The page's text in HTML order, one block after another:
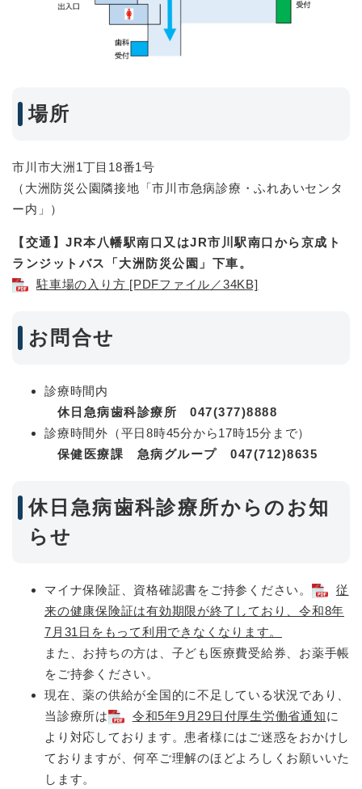
場所
市川市大洲1丁目18番1号
（大洲防災公園隣接地「市川市急病診療・ふれあいセンタ
ー内」）
【交通】JR本八幡駅南口又はJR市川駅南口から京成ト
ランジットバス「大洲防災公園」下車。
駐車場の入り方 [PDFファイル／34KB]
お問合せ
診療時間内
休日急病歯科診療所
047(377)8888
診療時間外（平日8時45分から17時15分まで）
保健医療課 急病グループ 047(712)8635
休日急病歯科診療所からのお知
らせ
マイナ保険証、資格確認書をご持参ください。
従
来の健康保険証は有効期限が終了しており、令和8年
7月31日をもって利用できなくなります。
また、お持ちの方は、子ども医療費受給券、お薬手帳
をご持参ください。
現在、薬の供給が全国的に不足している状況であり、
当診療所は
令和5年9月29日付厚生労働省通知に
より対応しております。患者様にはご迷惑をおかけし
ておりますが、何卒ご理解のほどよろしくお願いいた
します。